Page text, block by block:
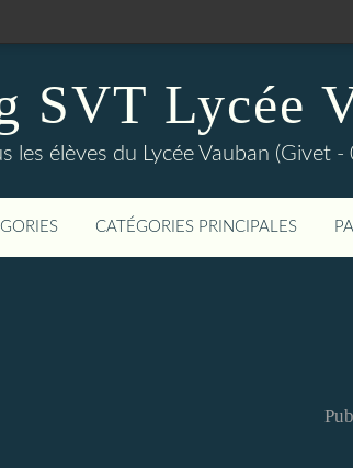
SVT Lycée
les élèves du Lycée Vauban (Givet
CATÉGORIES PRINCIPALES